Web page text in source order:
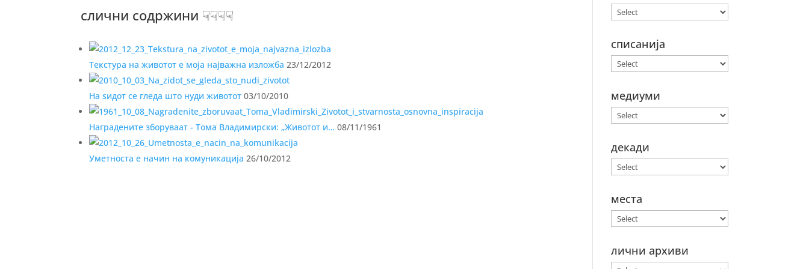
слични содржини ☟☟☟☟
Текстура на животот е моја најважна изложба 23/12/2012
На ѕидот се гледа што нуди животот 03/10/2010
Наградените зборуваат - Тома Владимирски: „Животот и… 08/11/1961
Уметноста е начин на комуникација 26/10/2012
списанија
медиуми
декади
места
лични архиви